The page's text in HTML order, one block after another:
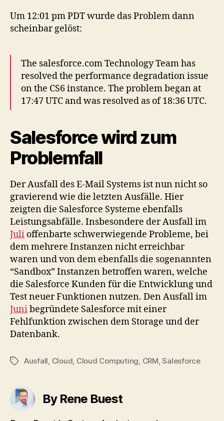
Um 12:01 pm PDT wurde das Problem dann
scheinbar gelöst:
The salesforce.com Technology Team has
resolved the performance degradation issue
on the CS6 instance. The problem began at
17:47 UTC and was resolved as of 18:36 UTC.
Salesforce wird zum
Problemfall
Der Ausfall des E-Mail Systems ist nun nicht so
gravierend wie die letzten Ausfälle. Hier
zeigten die Salesforce Systeme ebenfalls
Leistungsabfälle. Insbesondere der Ausfall im
Juli offenbarte schwerwiegende Probleme, bei
dem mehrere Instanzen nicht erreichbar
waren und von dem ebenfalls die sogenannten
“Sandbox” Instanzen betroffen waren, welche
die Salesforce Kunden für die Entwicklung und
Test neuer Funktionen nutzen. Den Ausfall im
Junibegründete Salesforce mit einer
Fehlfunktion zwischen dem Storage und der
Datenbank.
TagsAusfall, Cloud, Cloud Computing, CRM,Salesforce
By Rene Buest